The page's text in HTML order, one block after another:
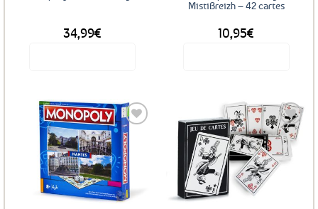
34,99€
MistiBreizh – 42 cartes
10,95€
Ajouter
aux
favoris
Ajouter